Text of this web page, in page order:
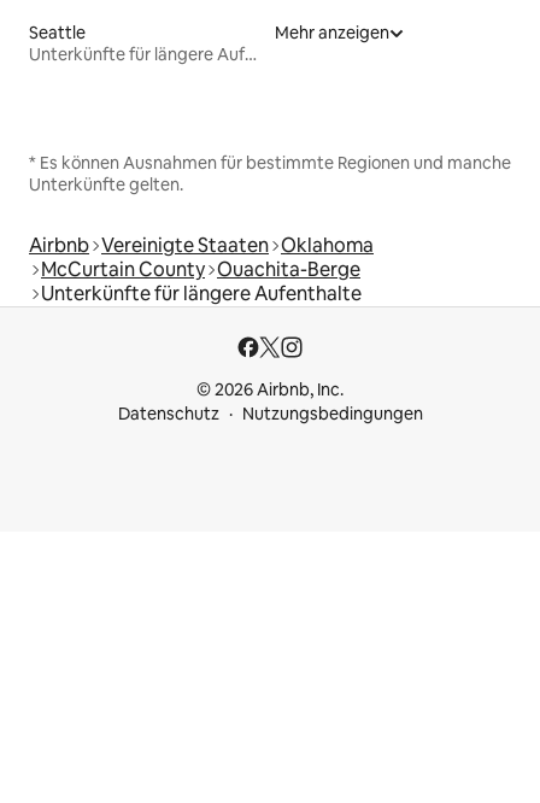
Seattle
Unterkünfte für längere Aufenthalte
Mehr anzeigen
* Es können Ausnahmen für bestimmte Regionen und manche
Unterkünfte gelten.
Airbnb Vereinigte Staaten Oklahoma
McCurtain County Ouachita-Berge
Unterkünfte für längere Aufenthalte
© 2026 Airbnb, Inc.
Datenschutz
Nutzungsbedingungen